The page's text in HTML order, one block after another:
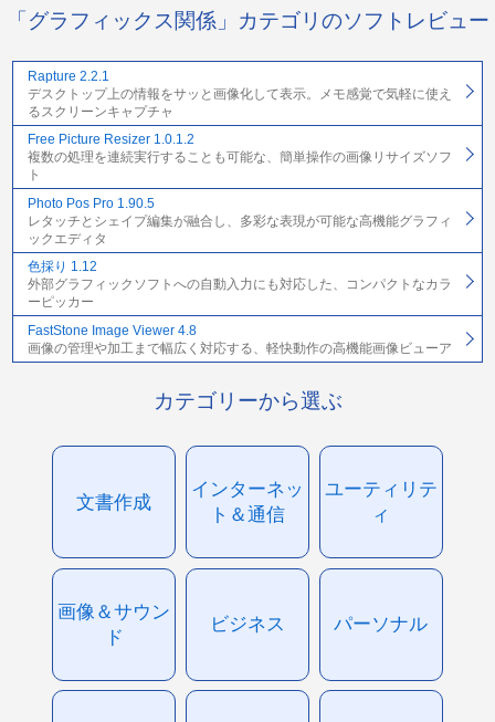
「グラフィックス関係」カテゴリのソフトレビュー
Rapture 2.2.1
デスクトップ上の情報をサッと画像化して表示。メモ感覚で気軽に使え
るスクリーンキャプチャ
Free Picture Resizer 1.0.1.2
複数の処理を連続実行することも可能な、簡単操作の画像リサイズソフ
ト
Photo Pos Pro 1.90.5
レタッチとシェイプ編集が融合し、多彩な表現が可能な高機能グラフィ
ックエディタ
色採り 1.12
外部グラフィックソフトへの自動入力にも対応した、コンパクトなカラ
ーピッカー
FastStone Image Viewer 4.8
画像の管理や加工まで幅広く対応する、軽快動作の高機能画像ビューア
カテゴリーから選ぶ
文書作成
インターネッ
ト＆通信
ユーティリテ
ィ
画像＆サウン
ド
ビジネス パーソナル